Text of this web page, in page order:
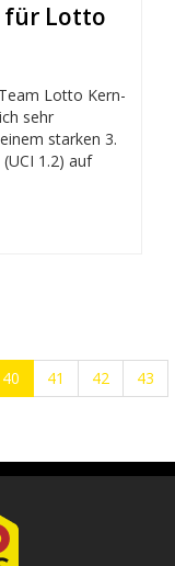
für Lotto
Lotto Kern-
sehr
starken 3.
1.2) auf
40 41 42
43